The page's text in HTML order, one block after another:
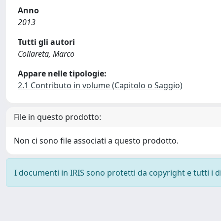
Anno
2013
Tutti gli autori
Collareta, Marco
Appare nelle tipologie:
2.1 Contributo in volume (Capitolo o Saggio)
File in questo prodotto:
Non ci sono file associati a questo prodotto.
I documenti in IRIS sono protetti da copyright e tutti i